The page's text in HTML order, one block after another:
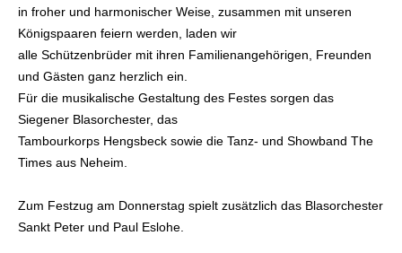
in froher und harmonischer Weise, zusammen mit unseren
Königspaaren feiern werden, laden wir
alle Schützenbrüder mit ihren Familienangehörigen, Freunden
und Gästen ganz herzlich ein.
Für die musikalische Gestaltung des Festes sorgen das
Siegener Blasorchester, das
Tambourkorps Hengsbeck sowie die Tanz- und Showband The
Times aus Neheim.
Zum Festzug am Donnerstag spielt zusätzlich das Blasorchester
Sankt Peter und Paul Eslohe.